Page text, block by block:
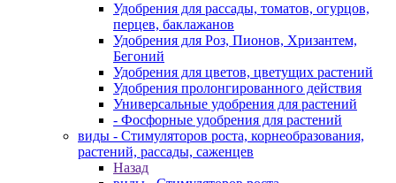
Удобрения для рассады, томатов, огурцов,
перцев, баклажанов
Удобрения для Роз, Пионов, Хризантем,
Бегоний
Удобрения для цветов, цветущих растений
Удобрения пролонгированного действия
Универсальные удобрения для растений
- Фосфорные удобрения для растений
виды - Стимуляторов роста, корнеобразования,
растений, рассады, саженцев
Назад